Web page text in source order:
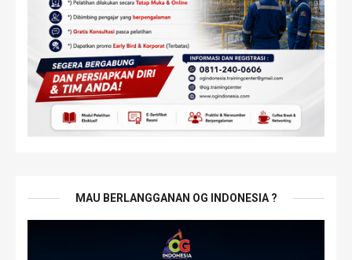
MAU BERLANGGANAN OG INDONESIA ?